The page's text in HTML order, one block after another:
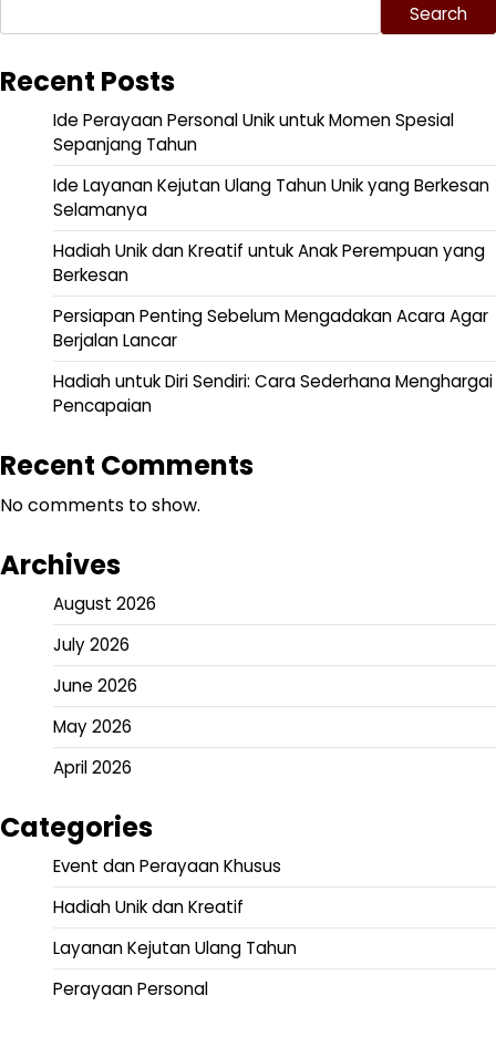
Search
Recent Posts
Ide Perayaan Personal Unik untuk Momen Spesial
Sepanjang Tahun
Ide Layanan Kejutan Ulang Tahun Unik yang Berkesan
Selamanya
Hadiah Unik dan Kreatif untuk Anak Perempuan yang
Berkesan
Persiapan Penting Sebelum Mengadakan Acara Agar
Berjalan Lancar
Hadiah untuk Diri Sendiri: Cara Sederhana Menghargai
Pencapaian
Recent Comments
No comments to show.
Archives
August 2026
July 2026
June 2026
May 2026
April 2026
Categories
Event dan Perayaan Khusus
Hadiah Unik dan Kreatif
Layanan Kejutan Ulang Tahun
Perayaan Personal